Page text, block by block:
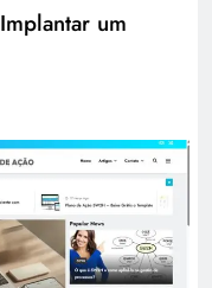
um